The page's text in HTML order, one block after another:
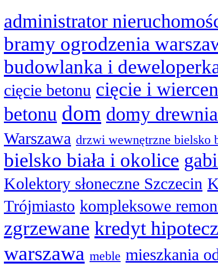
administrator
bramy ogrodzenia
budowlanka i
cięcie betonu cięcie i
betonu dom domy
Warszawa drzwi wewnętrzne bielsko
bielsko biała i okolice
Kolektory słoneczne Szczecin
Trójmiasto kompleksowe
zgrzewane kredyt
warszawa meble mieszkania